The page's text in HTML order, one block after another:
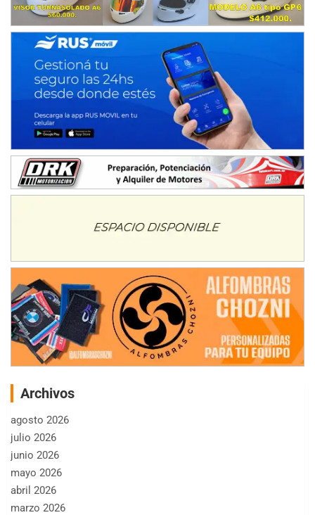
Archivos
agosto 2026
julio 2026
junio 2026
mayo 2026
abril 2026
marzo 2026